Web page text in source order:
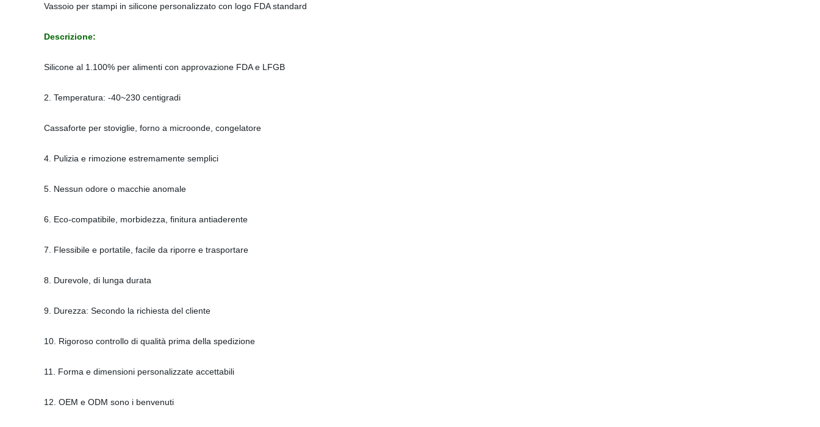
Vassoio per stampi in silicone personalizzato con logo FDA standard
Descrizione:
Silicone al 1.100% per alimenti con approvazione FDA e LFGB
2. Temperatura: -40~230 centigradi
Cassaforte per stoviglie, forno a microonde, congelatore
4. Pulizia e rimozione estremamente semplici
5. Nessun odore o macchie anomale
6. Eco-compatibile, morbidezza, finitura antiaderente
7. Flessibile e portatile, facile da riporre e trasportare
8. Durevole, di lunga durata
9. Durezza: Secondo la richiesta del cliente
10. Rigoroso controllo di qualità prima della spedizione
11. Forma e dimensioni personalizzate accettabili
12. OEM e ODM sono i benvenuti